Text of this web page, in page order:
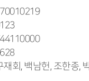
재회, 백남헌, 조한종,